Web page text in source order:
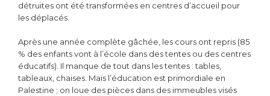
détruites ont été transformées en centres d’accueil pour
les déplacés.
Après une année complète gâchée, les cours ont repris (85
% des enfants vont à l’école dans des tentes ou des centres
éducatifs). Il manque de tout dans les tentes : tables,
tableaux, chaises. Mais l’éducation est primordiale en
Palestine ; on loue des pièces dans des immeubles visés